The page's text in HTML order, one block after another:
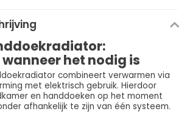
het nodig is
combineert verwarmen via
met elektrisch gebruik. Hierdoor
en handdoeken op het moment
afhankelijk te zijn van één systeem.